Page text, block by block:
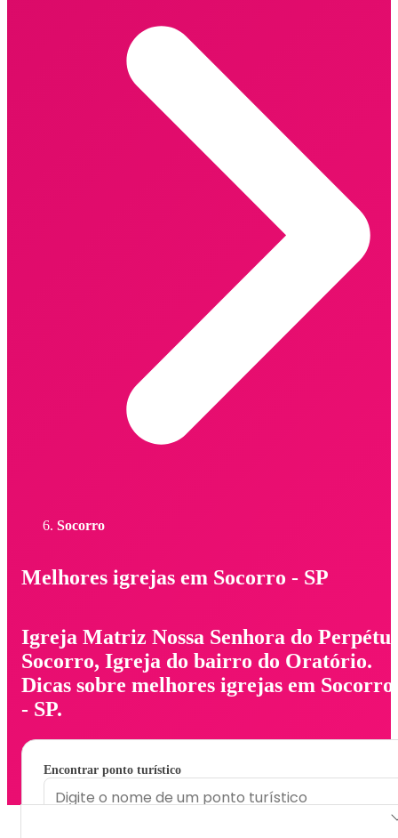
Socorro
Melhores igrejas em Socorro - SP
Igreja Matriz Nossa Senhora do
Socorro, Igreja do bairro do Oratório.
Dicas sobre melhores igrejas em Socorro
- SP.
Encontrar ponto turístico